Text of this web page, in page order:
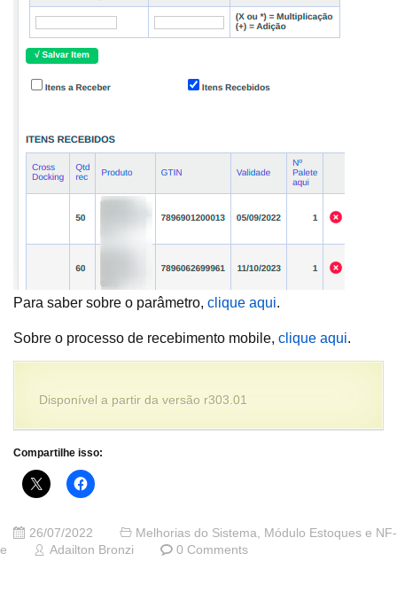
Para saber sobre o parâmetro, clique aqui.
Sobre o processo de recebimento mobile, clique aqui.
Disponível a partir da versão r303.01
Compartilhe isso:
26/07/2022 Melhorias do Sistema
Módulo Estoques e NF-
e
Adailton Bronzi 0 Comments